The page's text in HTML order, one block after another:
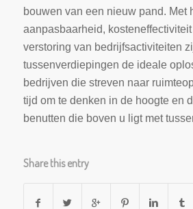
bouwen van een nieuw pand. Met
aanpasbaarheid,
verstoring van bedrijfsactiviteiten
tussenverdiepingen de ideale
bedrijven die streven naar
tijd om te denken in de hoogte en
benutten die boven u ligt met
Share this entry